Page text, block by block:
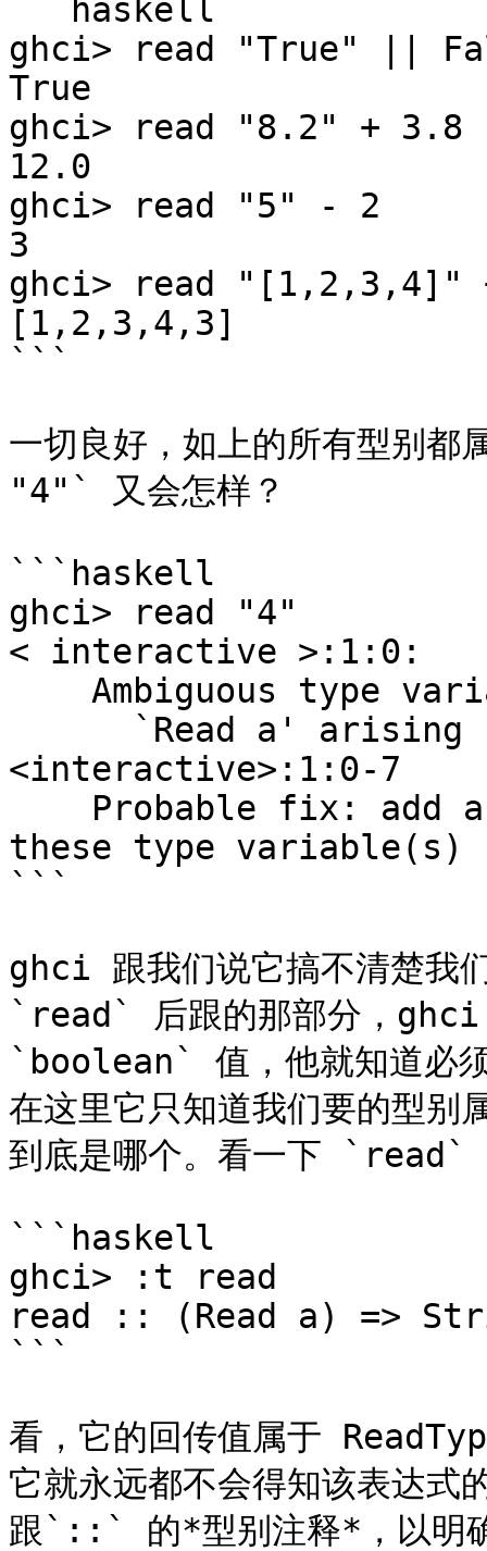
```haskell
ghci> read "True" ||
True
ghci> read "8.2" +
12.0
ghci> read "5" - 2
3
ghci> read
[1,2,3,4,3]
```
一切良好，如上的所有型别
"4"` 又会怎样？
```haskell
ghci> read "4"
< interactive >:1:0:
<interactive>:1:0-7
these type variable(s)
```
ghci 跟我们说它搞不清楚我
`read` 后跟的那部分，ghci
`boolean` 值，他就知道必
在这里它只知道我们要的型
到底是哪个。看一下 `read`
```haskell
ghci> :t read
read :: (Read a) =>
```
看，它的回传值属于
它就永远都不会得知该表达式
跟`::` 的*型别注释*，以明